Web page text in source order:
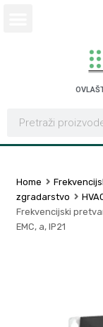
Home
zgradarstvo
Frekvencijski
EMC, a, IP21